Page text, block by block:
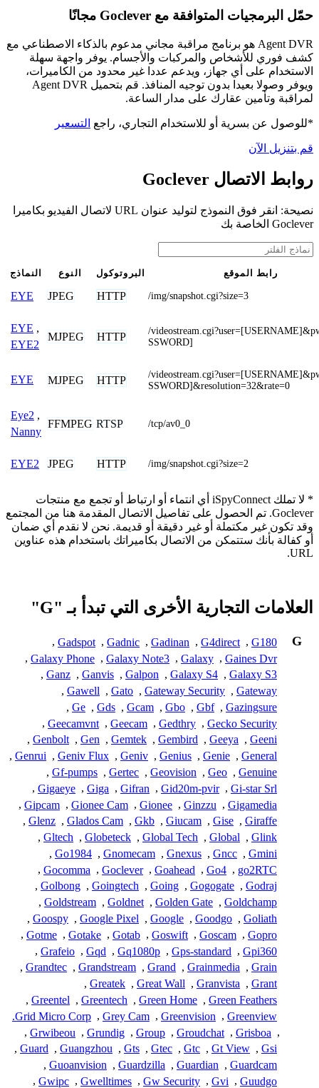
حمّل البرمجيات المتوافقة مع Goclever مجانًا
Agent DVR هو برنامج مراقبة مجاني مدعوم بالذكاء الاصطناعي مع
كشف فوري للأشخاص والمركبات والأجسام. يوفر واجهة سهلة
الاستخدام على أي جهاز، ويدعم عددا غير محدود من الكاميرات،
ويوفر وصولا بعيدا بدون توجيه المنافذ. قم بتحميل Agent DVR
لمراقبة وتأمين عقارك على مدار الساعة.
*للوصول عن بسرية أو للاستخدام التجاري، راجع التسعير
قم بتنزيل الآن
روابط الاتصال Goclever
نصيحة: انقر فوق النموذج لتوليد عنوان URL لاتصال الفيديو بكاميرا
Goclever الخاصة بك
النماذج النوع البروتوكول رابط الموقع
EYE JPEG HTTP /img/snapshot.cgi?size=3
EYE ,
EYE2
MJPEG HTTP
/
SSWORD]
EYE MJPEG HTTP
/
SSWORD]&resolution=32&rate=0
Eye2 ,
Nanny
FFMPEG RTSP /tcp/av0_0
EYE2 JPEG HTTP /img/snapshot.cgi?size=2
* لا تملك iSpyConnect أي انتماء أو ارتباط أو تجمع مع منتجات
Goclever. تم الحصول على تفاصيل الاتصال المقدمة هنا من المجتمع
وقد تكون غير مكتملة أو غير دقيقة أو قديمة. نحن لا نقدم أي ضمان
أو كفالة بأنك ستتمكن من الاتصال بكاميراتك باستخدام هذه عناوين
URL.
العلامات التجارية الأخرى التي تبدأ بـ "G"
G
G180
,
G4direct
,
Gadinan
,
Gadnic
,
Gadspot
,
Gaines Dvr
,
Galaxy
,
Galaxy Note3
,
Galaxy Phone
,
Galaxy S3
,
Galaxy S4
,
Galpon
,
Ganvis
,
Ganz
,
Gateway
,
Gateway Security
,
Gato
,
Gawell
,
Gazingsure
,
Gbf
,
Gbo
,
Gcam
,
Gds
,
Ge
,
Gecko Security
,
Gedthry
,
Geecam
,
Geecamvnt
,
Geeni
,
Geeya
,
Gembird
,
Gemtek
,
Gen
,
Genbolt
,
General
,
Genie
,
Genius
,
Geniv
,
Geniv Flux
,
Genrui
,
Genuine
,
Geo
,
Geovision
,
Gertec
,
Gf-pumps
,
Gi-star Srl
,
Gid20m-pvir
,
Gifran
,
Giga
,
Gigaeye
,
Gigamedia
,
Ginzzu
,
Gionee
,
Gionee Cam
,
Gipcam
,
Giraffe
,
Gise
,
Giucam
,
Gkb
,
Glados Cam
,
Glenz
,
Glink
,
Global
,
Global Tech
,
Globeteck
,
Gltech
,
Gmini
,
Gncc
,
Gnexus
,
Gnomecam
,
Go1984
,
go2RTC
,
Go4
,
Goahead
,
Goclever
,
Gocomma
,
Godraj
,
Gogogate
,
Going
,
Goingtech
,
Golbong
,
Goldchamp
,
Golden Gate
,
Goldnet
,
Goldstream
,
Goliath
,
Goodgo
,
Google
,
Google Pixel
,
Goospy
,
Gopro
,
Goscam
,
Goswift
,
Gotab
,
Gotake
,
Gotme
,
Gpi360
,
Gps-standard
,
Gq1080p
,
Gqd
,
Grafeio
,
Grain
,
Grainmedia
,
Grand
,
Grandstream
,
Grandtec
,
Grant
,
Granvista
,
Great Wall
,
Greatek
,
Green Feathers
,
Green Home
,
Greentech
,
Greentel
,
Greenview
,
Greenvision
,
Grey Cam
,
Grid Micro Corp.
,
Grisboa
,
Groudchat
,
Group
,
Grundig
,
Grwibeou
,
Gsi
,
Gt View
,
Gtc
,
Gtec
,
Gts
,
Guangzhou
,
Guard
,
Guardcam
,
Guardian
,
Guardzilla
,
Guoanvision
,
Guudgo
,
Gvi
,
Gw Security
,
Gwelltimes
,
Gwipc
,